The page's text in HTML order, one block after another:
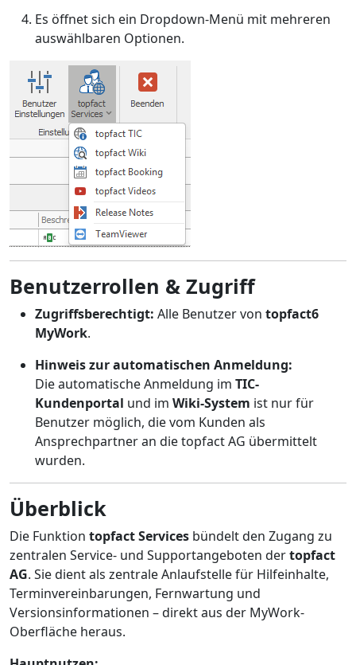
Es öffnet sich ein Dropdown-Menü mit mehreren
auswählbaren Optionen.
Benutzerrollen & Zugriff
Zugriffsberechtigt: Alle Benutzer von topfact6
MyWork.
Hinweis zur automatischen Anmeldung:
Die automatische Anmeldung im TIC-
Kundenportal und im Wiki-System ist nur für
Benutzer möglich, die vom Kunden als
Ansprechpartner an die topfact AG übermittelt
wurden.
Überblick
Die Funktion topfact Services bündelt den Zugang zu
zentralen Service- und Supportangeboten dertopfact
AG. Sie dient als zentrale Anlaufstelle für Hilfeinhalte,
Terminvereinbarungen, Fernwartung und
Versionsinformationen – direkt aus der MyWork-
Oberfläche heraus.